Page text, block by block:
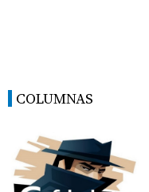
COLUMNAS